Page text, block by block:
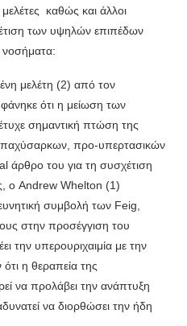
καθώς και άλλοι
των υψηλών επιπέδων
νοσήματα:
μελέτη (2) από τον
ότι η μείωση των
σημαντική πτώση της
παχύσαρκων, προ-υπερτασικών
άρθρο του για τη συσχέτιση
ο Andrew Whelton (1)
συμβολή των Feig,
στην προσέγγιση του
την υπερουριχαιμία με την
η θεραπεία της
να προλάβει την ανάπτυξη
να διορθώσει την ήδη